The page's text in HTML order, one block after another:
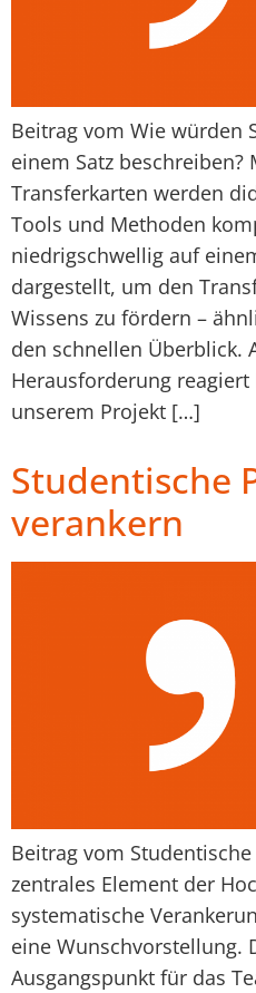
Beitrag vom Wie würden
einem Satz
Transferkarten werden
Tools und Methoden
niedrigschwellig auf
dargestellt, um den
Wissens zu fördern –
den schnellen Überblick.
Herausforderung
unserem Projekt […]
Studentische
verankern
Beitrag vom
zentrales Element der
systematische
eine Wunschvorstellung.
Ausgangspunkt für das